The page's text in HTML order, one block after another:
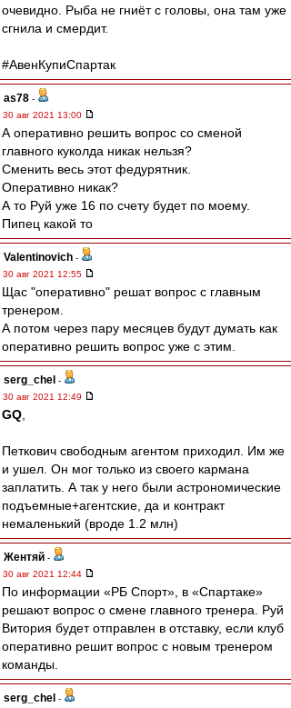
очевидно. Рыба не гниёт с головы, она там уже
сгнила и смердит.
#АвенКупиСпартак
as78 -
30 авг 2021 13:00
А оперативно решить вопрос со сменой
главного куколда никак нельзя?
Сменить весь этот федурятник.
Оперативно никак?
А то Руй уже 16 по счету будет по моему.
Пипец какой то
Valentinovich -
30 авг 2021 12:55
Щас "оперативно" решат вопрос с главным
тренером.
А потом через пару месяцев будут думать как
оперативно решить вопрос уже с этим.
serg_chel -
30 авг 2021 12:49
GQ
Петкович свободным агентом приходил. Им же
и ушел. Он мог только из своего кармана
заплатить. А так у него были астрономические
подъемные+агентские, да и контракт
немаленький (вроде 1.2 млн)
Жентяй -
30 авг 2021 12:44
По информации «РБ Спорт», в «Спартаке»
решают вопрос о смене главного тренера. Руй
Витория будет отправлен в отставку, если клуб
оперативно решит вопрос с новым тренером
команды.
serg_chel -